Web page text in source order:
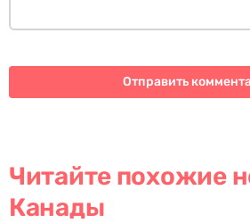
Читайте похожие
Канады